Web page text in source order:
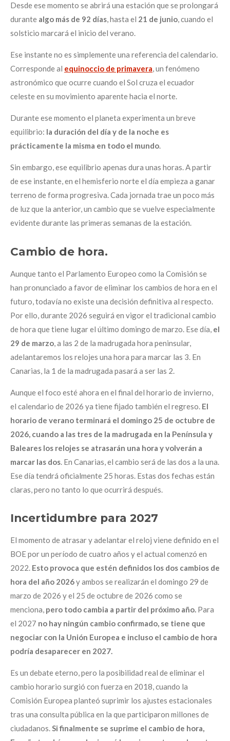
Desde ese momento se abrirá una estación que se prolongará
durante algo más de 92 días, hasta el 21 de junio, cuando el
solsticio marcará el inicio del verano.
Ese instante no es simplemente una referencia del calendario.
Corresponde al equinoccio de primavera, un fenómeno
astronómico que ocurre cuando el Sol cruza el ecuador
celeste en su movimiento aparente hacia el norte.
Durante ese momento el planeta experimenta un breve
equilibrio: la duración del día y de la noche es
prácticamente la misma en todo el mundo.
Sin embargo, ese equilibrio apenas dura unas horas. A partir
de ese instante, en el hemisferio norte el día empieza a ganar
terreno de forma progresiva. Cada jornada trae un poco más
de luz que la anterior, un cambio que se vuelve especialmente
evidente durante las primeras semanas de la estación.
Cambio de hora.
Aunque tanto el Parlamento Europeo como la Comisión se
han pronunciado a favor de eliminar los cambios de hora en el
futuro, todavía no existe una decisión definitiva al respecto.
Por ello, durante 2026 seguirá en vigor el tradicional cambio
de hora que tiene lugar el último domingo de marzo. Ese día, el
29 de marzo , a las 2 de la madrugada hora peninsular,
adelantaremos los relojes una hora para marcar las 3. En
Canarias, la 1 de la madrugada pasará a ser las 2.
Aunque el foco esté ahora en el final del horario de invierno,
el calendario de 2026 ya tiene fijado también el regreso. El
horario de verano terminará el domingo 25 de octubre de
2026, cuando a las tres de la madrugada en la Península y
Baleares los relojes se atrasarán una hora y volverán a
marcar las dos . En Canarias, el cambio será de las dos a la una.
Ese día tendrá oficialmente 25 horas. Estas dos fechas están
claras, pero no tanto lo que ocurrirá después.
Incertidumbre para 2027
El momento de atrasar y adelantar el reloj viene definido en el
BOE por un período de cuatro años y el actual comenzó en
2022. Esto provoca que estén definidos los dos cambios de
hora del año 2026y ambos se realizarán el domingo 29 de
marzo de 2026 y el 25 de octubre de 2026 como se
menciona, pero todo cambia a partir del próximo año. Para
el 2027 no hay ningún cambio confirmado, se tiene que
negociar con la Unión Europea e incluso el cambio de hora
podría desaparecer en 2027.
Es un debate eterno, pero la posibilidad real de eliminar el
cambio horario surgió con fuerza en 2018, cuando la
Comisión Europea planteó suprimir los ajustes estacionales
tras una consulta pública en la que participaron millones de
ciudadanos.Si finalmente se suprime el cambio de hora,